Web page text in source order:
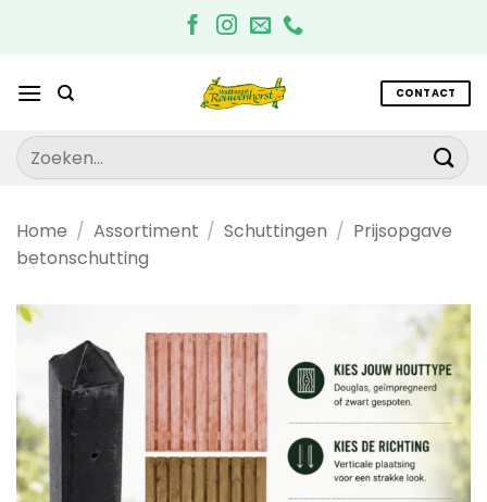
CONTACT
Zoeken
naar:
Home / Assortiment / Schuttingen / Prijsopgave
betonschutting